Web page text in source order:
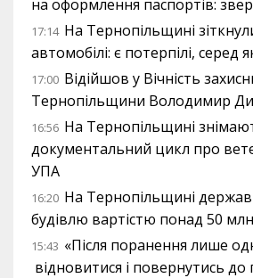
на оформлення паспортів:
17:14 На Тернопільщині
автомобілі: є потерпілі, серед
17:00 Відійшов у Вічність
Тернопільщини Володимир
16:56 На Тернопільщині
документальний цикл про
УПА
16:20 На Тернопільщині
будівлю вартістю понад 50
15:43 «Після поранення лише
відновитися і повернутись до